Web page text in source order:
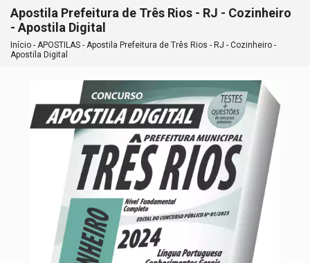
Apostila Prefeitura de Três Rios - RJ - Cozinheiro
- Apostila Digital
Início - APOSTILAS - Apostila Prefeitura de Três Rios - RJ - Cozinheiro -
Apostila Digital